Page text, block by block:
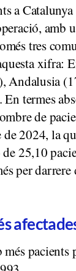
a Catalunya
amb
tres
xifra:
Andalusia
termes
de
2024, la
25,10
per darrere
pacients